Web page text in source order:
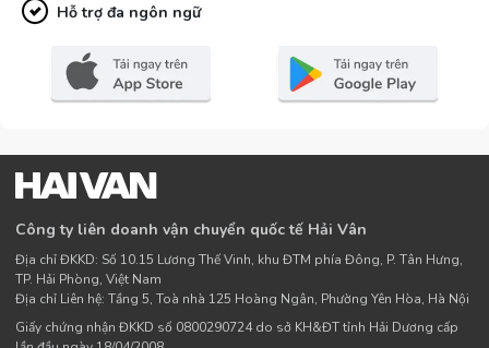
Hỗ trợ đa ngôn ngữ
Công ty liên doanh vận chuyển quốc tế Hải Vân
Địa chỉ ĐKKD: Số 10.15 Lương Thế Vinh, khu ĐTM phía Đông, P. Tân Hưng,
TP. Hải Phòng, Việt Nam
Địa chỉ Liên hệ: Tầng 5, Toà nhà 125 Hoàng Ngân, Phường Yên Hòa, Hà Nội
Giấy chứng nhận ĐKKD số 0800290724 do sở KH&ĐT tỉnh Hải Dương cấp